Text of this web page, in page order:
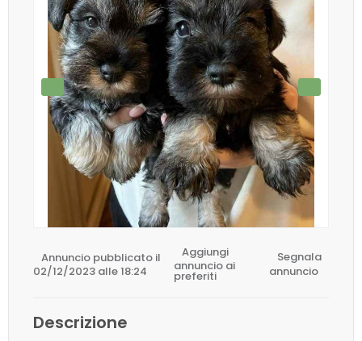
Annuncio pubblicato il
02/12/2023 alle 18:24
Aggiungi
annuncio ai
preferiti
Segnala
annuncio
Descrizione